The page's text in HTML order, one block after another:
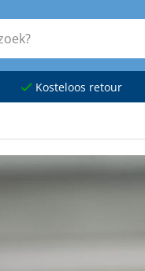
Kosteloos retour